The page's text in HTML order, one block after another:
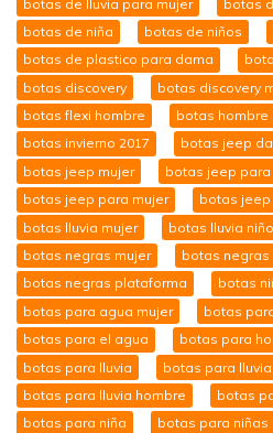
botas de lluvia para mujer
botas
botas de niña
botas de niños
botas de plastico para dama
botas discovery
botas discovery
botas flexi hombre
botas hombre
botas invierno 2017
botas jeep
botas jeep mujer
botas jeep
botas jeep para mujer
botas jeep
botas lluvia mujer
botas lluvia
botas negras mujer
botas negras
botas negras plataforma
botas
botas para agua mujer
botas
botas para el agua
botas para
botas para lluvia
botas para
botas para lluvia hombre
botas
botas para niña
botas para niñas